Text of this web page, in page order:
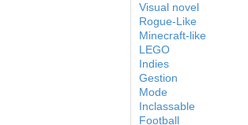
Visual novel
Rogue-Like
Minecraft-like
LEGO
Indies
Gestion
Mode
Inclassable
Football